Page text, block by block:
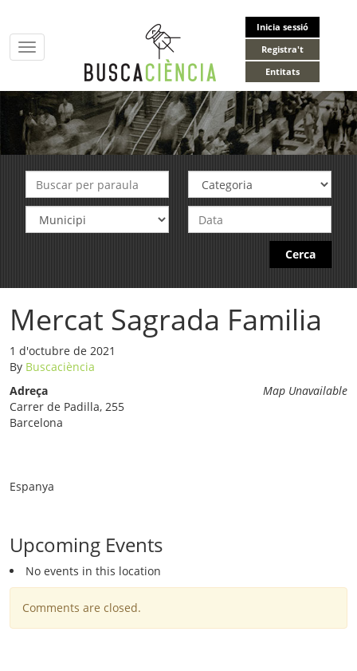
Inicia sessió
Registra't
Entitats
Toggle
navigation
Cerca
Mercat Sagrada Familia
1 d'octubre de 2021
By Buscaciència
Map Unavailable
Adreça
Carrer de Padilla, 255
Barcelona
Espanya
Upcoming Events
No events in this location
Comments are closed.